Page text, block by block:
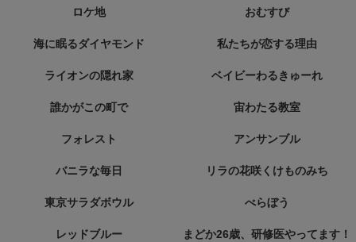
ロケ地 おむすび
海に眠るダイヤモンド 私たちが恋する理由
ライオンの隠れ家 ベイビーわるきゅーれ
誰かがこの町で 宙わたる教室
フォレスト アンサンブル
バニラな毎日 リラの花咲くけものみち
東京サラダボウル べらぼう
レッドブルー まどか26歳、研修医やってます！